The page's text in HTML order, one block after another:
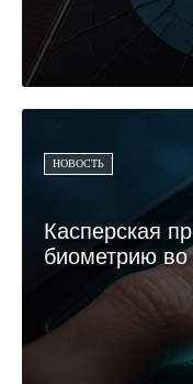
НОВОСТЬ
Касперская
биометрию